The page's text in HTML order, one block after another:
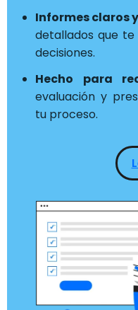
Informes claros
detallados que
decisiones.
Hecho para
evaluación y
tu proceso.